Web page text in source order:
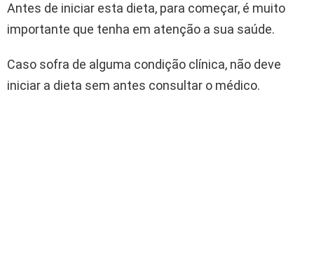
Antes de iniciar esta dieta, para começar, é muito
importante que tenha em atenção a sua saúde.
Caso sofra de alguma condição clínica, não deve
iniciar a dieta sem antes consultar o médico.